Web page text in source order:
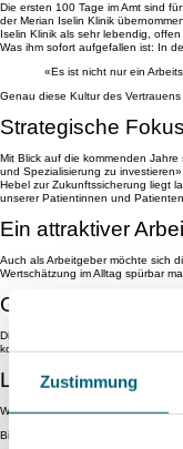
Zustimmung
Unsere
Unser
Unser Team
Unsere
Die ersten 100 Tage im Amt sind
der Merian Iselin Klinik
Iselin Klinik als sehr lebendig,
Was ihm sofort aufgefallen ist: In
«Es ist nicht nur ein
Genau diese Kultur des
Strategische
Mit Blick auf die kommenden
und Spezialisierung zu
Hebel zur Zukunftssicherung liegt
unserer Patientinnen und
Ein attraktiver
Auch als Arbeitgeber möchte sich
Wertschätzung im Alltag spürbar
Gemeinsam die
Die Botschaft ist klar: Die Merian
kommenden Herausforderungen
Lerne unseren
Wir danken Fernando Imhof für
Bitte